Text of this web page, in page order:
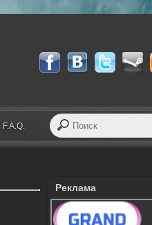
F.A.Q.
Реклама